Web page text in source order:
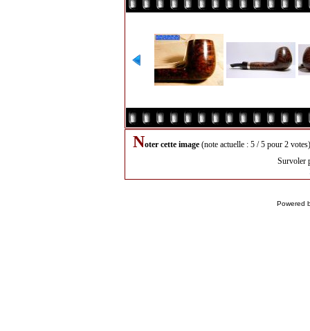
Noter cette image (note actuelle : 5 / 5 pour 2 votes)
Survoler
Powered